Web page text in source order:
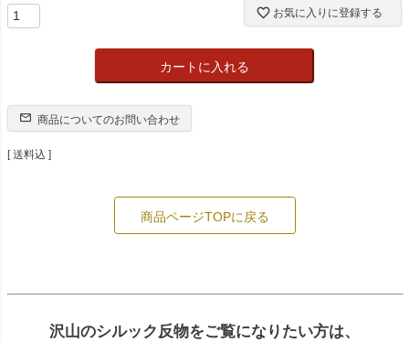
お気に入りに登録する
カートに入れる
商品についてのお問い合わせ
送料込
商品ページTOPに戻る
沢山のシルック反物をご覧になりたい方は、